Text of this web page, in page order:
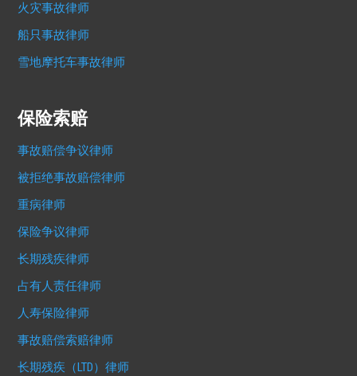
火灾事故律师
船只事故律师
雪地摩托车事故律师
保险索赔
事故赔偿争议律师
被拒绝事故赔偿律师
重病律师
保险争议律师
长期残疾律师
占有人责任律师
人寿保险律师
事故赔偿索赔律师
长期残疾（LTD）律师